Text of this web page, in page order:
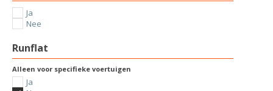
Ja
Nee
Runflat
Alleen voor specifieke voertuigen
Ja